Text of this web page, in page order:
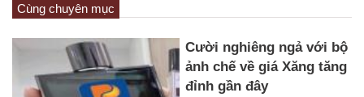
Cùng chuyên mục
Cười nghiêng ngả với bộ
ảnh chế về giá Xăng tăng
đỉnh gần đây